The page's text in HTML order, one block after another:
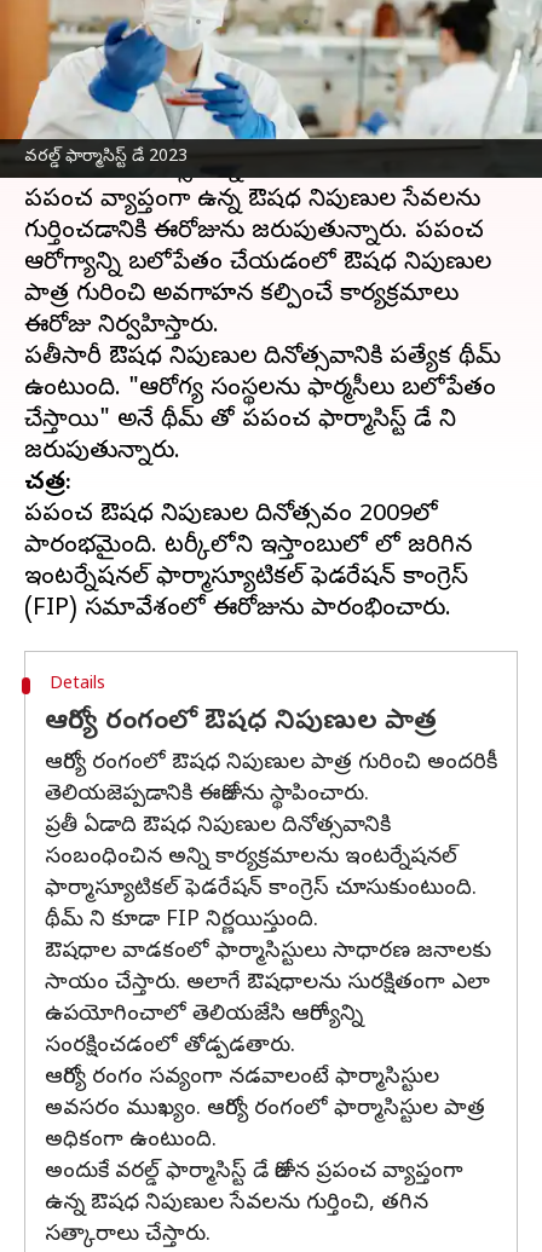
వరల్డ్ ఫార్మాసిస్ట్ డే 2023
వ్రాసిన వారు Sriram Pranateja Sep 25, 2023 09:51 am
ఈ వార్తాకథనం ఏంటి
ప్రతీ ఏడాది సెప్టెంబర్ 25వ తేదీన ప్రపంచ ఔషధ
నిపుణులు దినోత్సవాన్ని జరుపుకుంటారు.
ప్రపంచ వ్యాప్తంగా ఉన్న ఔషధ నిపుణుల సేవలను
గుర్తించడానికి ఈరోజును జరుపుతున్నారు. ప్రపంచ
ఆరోగ్యాన్ని బలోపేతం చేయడంలో ఔషధ నిపుణుల
పాత్ర గురించి అవగాహన కల్పించే కార్యక్రమాలు
ఈరోజు నిర్వహిస్తారు.
ప్రతీసారీ ఔషధ నిపుణుల దినోత్సవానికి ప్రత్యేక థీమ్
ఉంటుంది. "ఆరోగ్య సంస్థలను ఫార్మసీలు బలోపేతం
చేస్తాయి" అనే థీమ్ తో ప్రపంచ ఫార్మాసిస్ట్ డే ని
చరిత్ర:
ప్రపంచ ఔషధ నిపుణుల దినోత్సవం 2009లో
ప్రారంభమైంది. టర్కీలోని ఇస్తాంబులో లో జరిగిన
ఇంటర్నేషనల్ ఫార్మాస్యూటికల్ ఫెడరేషన్ కాంగ్రెస్
Details
ఆరోగ్య రంగంలో ఔషధ నిపుణుల పాత్ర
ఆరోగ్య రంగంలో ఔషధ నిపుణుల పాత్ర గురించి అందరికీ
తెలియజెప్పడానికి ఈరోజును స్థాపించారు.
ప్రతీ ఏడాది ఔషధ నిపుణుల దినోత్సవానికి
సంబంధించిన అన్ని కార్యక్రమాలను ఇంటర్నేషనల్
ఫార్మాస్యూటికల్ ఫెడరేషన్ కాంగ్రెస్ చూసుకుంటుంది.
థీమ్ ని కూడా FIP నిర్ణయిస్తుంది.
ఔషధాల వాడకంలో ఫార్మాసిస్టులు సాధారణ జనాలకు
సాయం చేస్తారు. అలాగే ఔషధాలను సురక్షితంగా ఎలా
ఉపయోగించాలో తెలియజేసి ఆరోగ్యాన్ని
సంరక్షించడంలో తోడ్పడతారు.
ఆరోగ్య రంగం సవ్యంగా నడవాలంటే ఫార్మాసిస్టుల
అవసరం ముఖ్యం. ఆరోగ్య రంగంలో ఫార్మాసిస్టుల పాత్ర
అధికంగా ఉంటుంది.
అందుకే వరల్డ్ ఫార్మాసిస్ట్ డే రోజున ప్రపంచ వ్యాప్తంగా
ఉన్న ఔషధ నిపుణుల సేవలను గుర్తించి, తగిన
సత్కారాలు చేస్తారు.